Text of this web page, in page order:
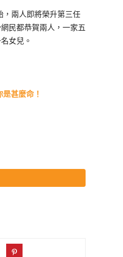
，兩人即將榮升第三任
民都恭賀兩人，一家五
女兒。
甚麼命！